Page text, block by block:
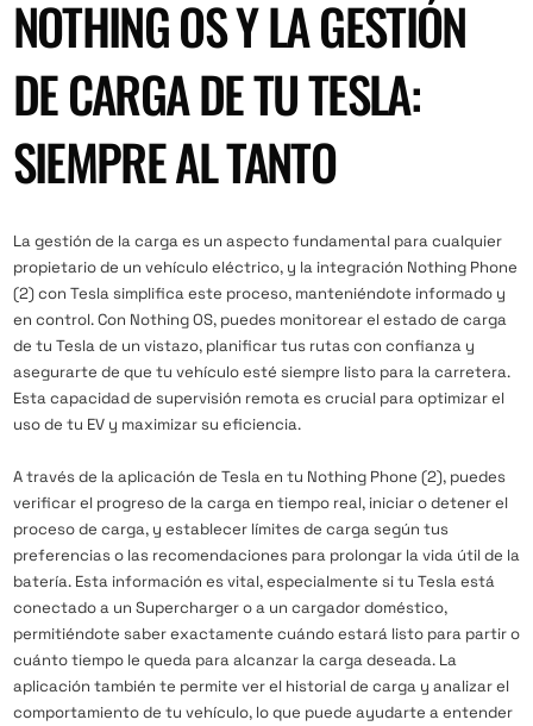
NOTHING OS Y LA GESTIÓN
DE CARGA DE TU TESLA:
SIEMPRE AL TANTO
La gestión de la carga es un aspecto fundamental para cualquier
propietario de un vehículo eléctrico, y la integración Nothing Phone
(2) con Tesla simplifica este proceso, manteniéndote informado y
en control. Con Nothing OS, puedes monitorear el estado de carga
de tu Tesla de un vistazo, planificar tus rutas con confianza y
asegurarte de que tu vehículo esté siempre listo para la carretera.
Esta capacidad de supervisión remota es crucial para optimizar el
uso de tu EV y maximizar su eficiencia.
A través de la aplicación de Tesla en tu Nothing Phone (2), puedes
verificar el progreso de la carga en tiempo real, iniciar o detener el
proceso de carga, y establecer límites de carga según tus
preferencias o las recomendaciones para prolongar la vida útil de la
batería. Esta información es vital, especialmente si tu Tesla está
conectado a un Supercharger o a un cargador doméstico,
permitiéndote saber exactamente cuándo estará listo para partir o
cuánto tiempo le queda para alcanzar la carga deseada. La
aplicación también te permite ver el historial de carga y analizar el
comportamiento de tu vehículo, lo que puede ayudarte a entender